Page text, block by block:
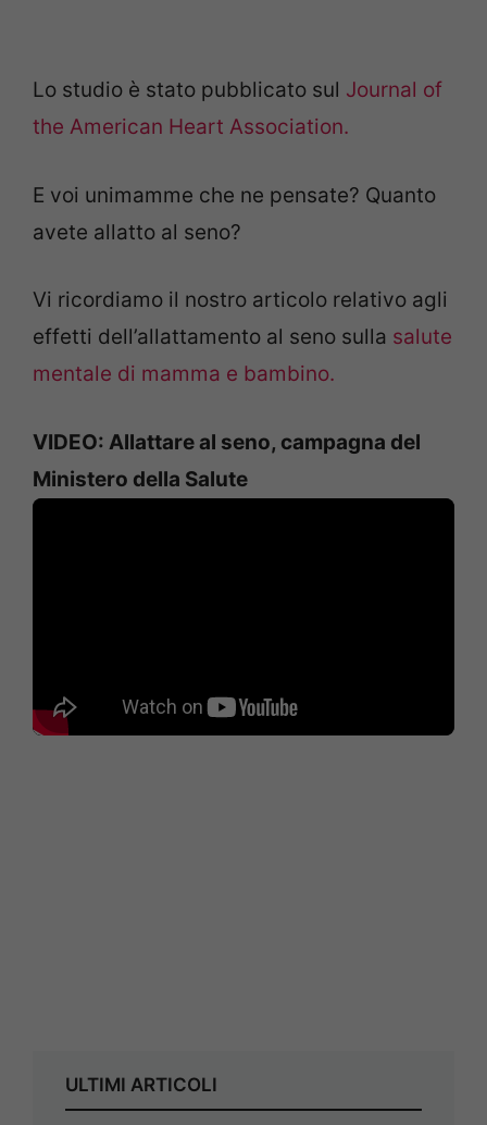
Lo studio è stato pubblicato sul Journal of
the American Heart Association.
E voi unimamme che ne pensate? Quanto
avete allatto al seno?
Vi ricordiamo il nostro articolo relativo agli
effetti dell’allattamento al seno sulla salute
mentale di mamma e bambino.
VIDEO: Allattare al seno, campagna del
Ministero della Salute
ULTIMI ARTICOLI